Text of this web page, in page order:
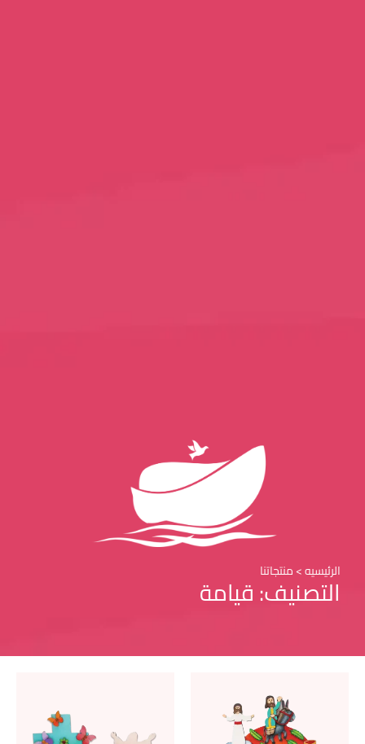
الرئيسيه > منتجاتنا
التصنيف: قيامة